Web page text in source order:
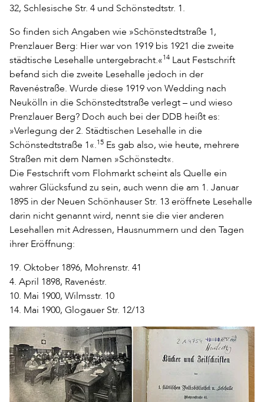
32, Schlesische Str. 4 und Schönstedtstr. 1.
So finden sich Angaben wie »Schönstedtstraße 1,
Prenzlauer Berg: Hier war von 1919 bis 1921 die zweite
städtische Lesehalle untergebracht.«14 Laut Festschrift
befand sich die zweite Lesehalle jedoch in der
Ravenéstraße. Wurde diese 1919 von Wedding nach
Neukölln in die Schönstedtstraße verlegt – und wieso
Prenzlauer Berg? Doch auch bei der DDB heißt es:
»Verlegung der 2. Städtischen Lesehalle in die
Schönstedtstraße 1«. 15 Es gab also, wie heute, mehrere
Straßen mit dem Namen »Schönstedt«.
Die Festschrift vom Flohmarkt scheint als Quelle ein
wahrer Glücksfund zu sein, auch wenn die am 1. Januar
1895 in der Neuen Schönhauser Str. 13 eröffnete Lesehalle
darin nicht genannt wird, nennt sie die vier anderen
Lesehallen mit Adressen, Hausnummern und den Tagen
ihrer Eröffnung:
19. Oktober 1896, Mohrenstr. 41
4. April 1898, Ravenéstr.
10. Mai 1900, Wilmsstr. 10
14. Mai 1900, Glogauer Str. 12/13